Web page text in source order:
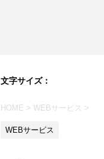
文字サイズ：
HOME > WEBサービス >
WEBサービス